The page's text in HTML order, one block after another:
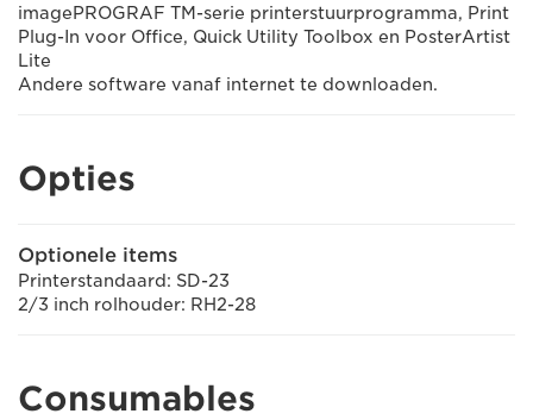
imagePROGRAF TM-serie printerstuurprogramma, Print
Plug-In voor Office, Quick Utility Toolbox en PosterArtist
Lite
Andere software vanaf internet te downloaden.
Opties
Optionele items
Printerstandaard: SD-23
2/3 inch rolhouder: RH2-28
Consumables